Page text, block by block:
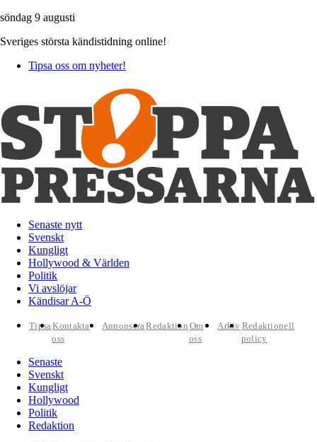
söndag 9 augusti
Sveriges största kändistidning online!
Tipsa oss om nyheter!
Senaste nytt
Svenskt
Kungligt
Hollywood & Världen
Politik
Vi avslöjar
Kändisar A-Ö
TipsaKontakta
oss
AnnonseraRedaktion Om
oss
Arkiv Redaktionell
policy
Senaste
Svenskt
Kungligt
Hollywood
Politik
Redaktion